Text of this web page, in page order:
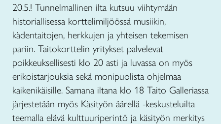
20.5.! Tunnelmallinen ilta kutsuu viihtymään
historiallisessa korttelimiljöössä musiikin,
kädentaitojen, herkkujen ja yhteisen tekemisen
pariin. Taitokorttelin yritykset palvelevat
poikkeuksellisesti klo 20 asti ja luvassa on myös
erikoistarjouksia sekä monipuolista ohjelmaa
kaikenikäisille. Samana iltana klo 18 Taito Galleriassa
järjestetään myös Käsityön äärellä -keskusteluilta
teemalla elävä kulttuuriperintö ja käsityön merkitys